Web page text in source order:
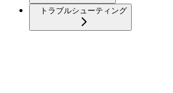
トラブルシューティング